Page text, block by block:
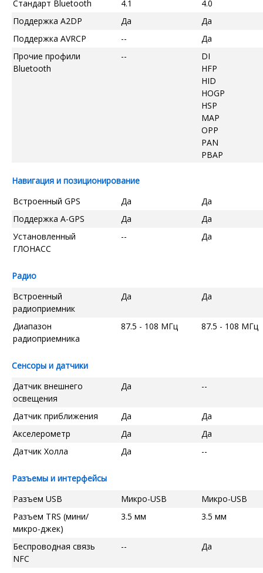
Стандарт Bluetooth 4.1
4.0
Поддержка A2DP
Да
Да
Поддержка AVRCP
--
Да
Прочие профили
Bluetooth
--
DI
HFP
HID
HOGP
HSP
MAP
OPP
PAN
PBAP
Навигация и позиционирование
Встроенный GPS
Да
Да
Поддержка A-GPS
Да
Да
Установленный
ГЛОНАСС
-- Да
Радио
Встроенный
радиоприемник
Да Да
Диапазон
радиоприемника
87.5 - 108 МГц 87.5 - 108 МГц
Сенсоры и датчики
Датчик внешнего
освещения
Да --
Датчик приближения Да
Да
Акселерометр
Да
Да
Датчик Холла
Да --
Разъемы и интерфейсы
Разъем USB
Микро-USB
Микро-USB
Разъем TRS (мини/
микро-джек)
3.5 мм 3.5 мм
Беспроводная связь
NFC
-- Да